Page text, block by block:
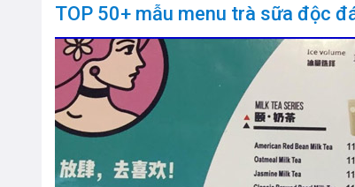
TOP 50+ mẫu menu trà sữa độc